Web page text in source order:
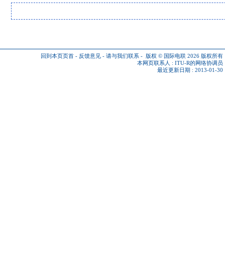
回到本页页首 - 反馈意见 - 请与我们联系 - 版权 © 国际电联 2026 版权所有
本网页联系人 : ITU-R的网络协调员
最近更新日期 : 2013-01-30